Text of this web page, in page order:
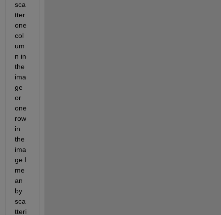
sca
tter
one
col
um
n in
the
ima
ge
or
one
row
in
the
ima
ge I
me
an
by
sca
tteri